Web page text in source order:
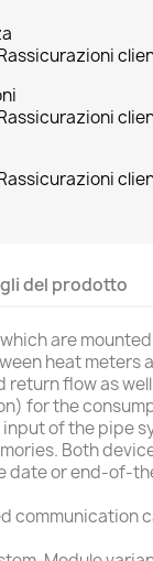
del prodotto
are
heat meters
return flow as
for the
of the pipe
Both
date or end-of-
communication